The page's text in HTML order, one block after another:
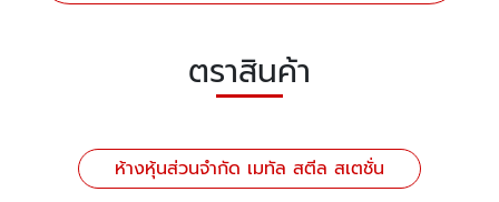
ตราสินค้า
ห้างหุ้นส่วนจำกัด เมทัล สตีล สเตชั่น